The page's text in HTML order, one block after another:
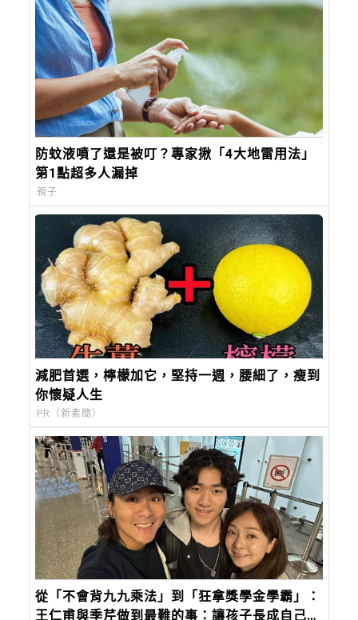
防蚊液噴了還是被叮？專家揪「4大地雷用法」
第1點超多人漏掉
親子
減肥首選，檸檬加它，堅持一週，腰細了，瘦到
你懷疑人生
PR（新素簡）
從「不會背九九乘法」到「狂拿獎學金學霸」：
王仁甫與季芹做到最難的事：讓孩子長成自己的